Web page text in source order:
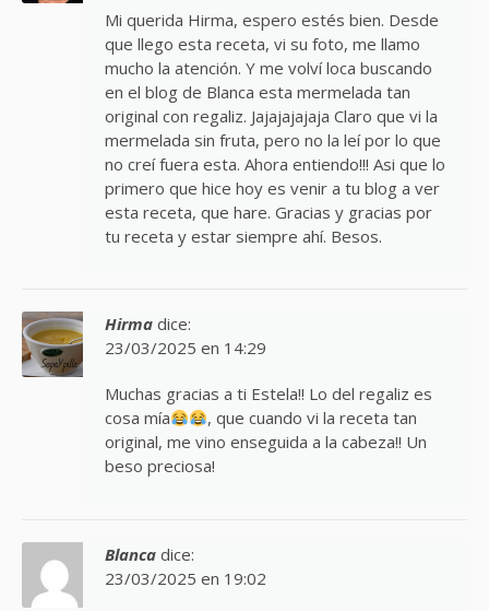
Mi querida Hirma, espero estés bien. Desde
que llego esta receta, vi su foto, me llamo
mucho la atención. Y me volví loca buscando
en el blog de Blanca esta mermelada tan
original con regaliz. Jajajajajaja Claro que vi la
mermelada sin fruta, pero no la leí por lo que
no creí fuera esta. Ahora entiendo!!! Asi que lo
primero que hice hoy es venir a tu blog a ver
esta receta, que hare. Gracias y gracias por
tu receta y estar siempre ahí. Besos.
Hirma dice:
23/03/2025 en 14:29
Muchas gracias a ti Estela!! Lo del regaliz es
cosa mía
, que cuando vi la receta tan
original, me vino enseguida a la cabeza!! Un
beso preciosa!
Blanca dice:
23/03/2025 en 19:02